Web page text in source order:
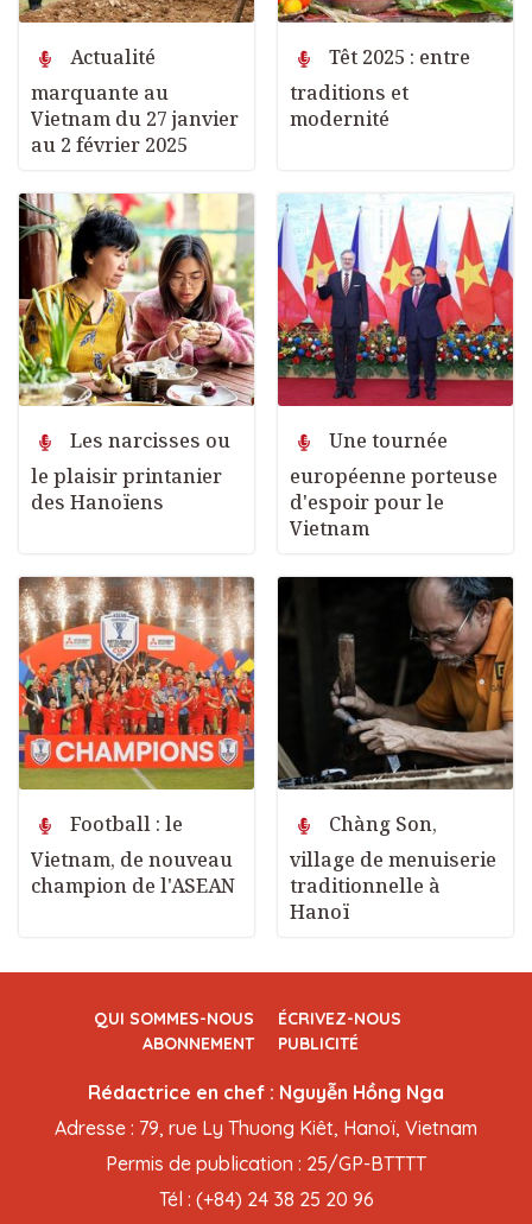
Actualité
marquante au
Vietnam du 27 janvier
au 2 février 2025
Têt 2025 : entre
traditions et
modernité
Les narcisses ou
le plaisir printanier
des Hanoïens
Une tournée
européenne porteuse
d'espoir pour le
Vietnam
Football : le
Vietnam, de nouveau
champion de l'ASEAN
Chàng Son,
village de menuiserie
traditionnelle à
Hanoï
QUI SOMMES-NOUS
ÉCRIVEZ-NOUS
ABONNEMENT
PUBLICITÉ
Rédactrice en chef : Nguyễn Hồng Nga
Adresse : 79, rue Ly Thuong Kiêt, Hanoï, Vietnam
Permis de publication : 25/GP-BTTTT
Tél : (+84) 24 38 25 20 96